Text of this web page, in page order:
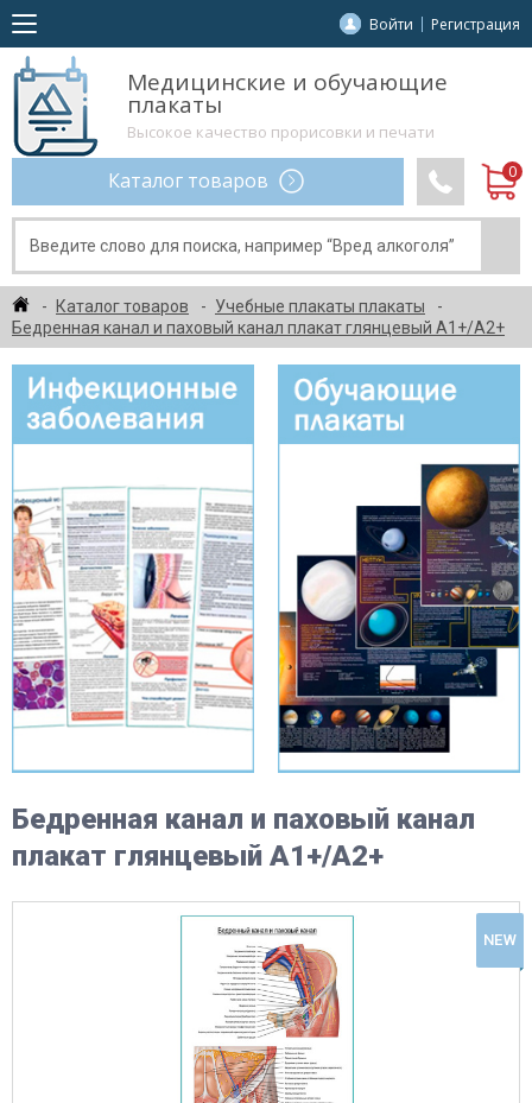
Войти Регистрация
Медицинские и обучающие
плакаты
Высокое качество прорисовки и печати
Каталог товаров
Каталог товаров
Учебные плакаты плакаты
Бедренная канал и паховый канал плакат глянцевый А1+/А2+
Бедренная канал и паховый канал
плакат глянцевый А1+/А2+
NEW